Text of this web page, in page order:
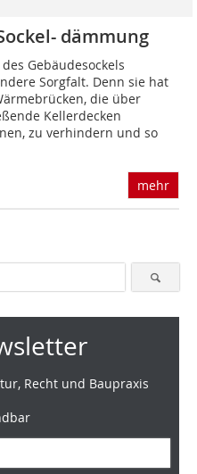
dämmung
Gebäudesockels
Sorgfalt. Denn sie hat
die über
Kellerdecken
zu verhindern und so
mehr
Recht und Baupraxis